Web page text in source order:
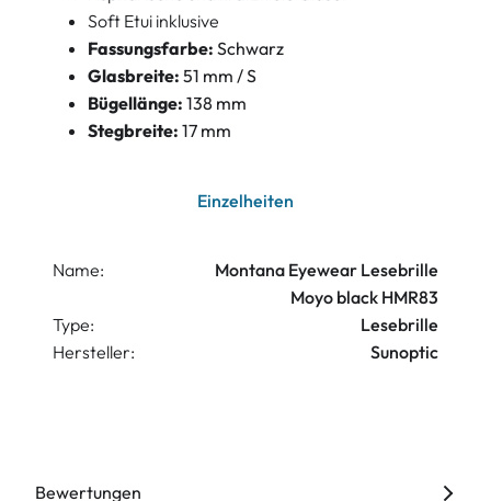
Soft Etui inklusive
Fassungsfarbe: Schwarz
Glasbreite: 51 mm / S
Bügellänge: 138 mm
Stegbreite: 17 mm
Einzelheiten
Name:
Montana Eyewear Lesebrille
Moyo black HMR83
Type:
Lesebrille
Hersteller:
Sunoptic
Bewertungen